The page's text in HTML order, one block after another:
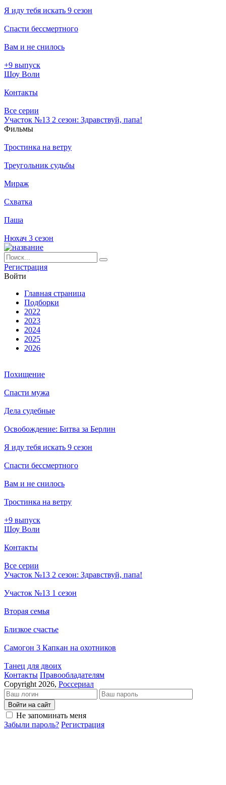
Я иду тебя искать 9 сезон
Спасти бессмертного
Вам и не снилось
+9 выпуск
Шоу Воли
Контакты
Все серии
Участок №13 2 сезон: Здравствуй, папа!
Филь­мы
Тростинка на ветру
Треугольник судьбы
Мираж
Схватка
Паша
Нюхач 3 сезон
Ре­ги­ст­ра­ция
Вой­ти
Глав­ная стра­ни­ца
Подборки
2022
2023
2024
2025
2026
Похищение
Спасти мужа
Дела судебные
Освобождение: Битва за Берлин
Я иду тебя искать 9 сезон
Спасти бессмертного
Вам и не снилось
Тростинка на ветру
+9 выпуск
Шоу Воли
Контакты
Все серии
Участок №13 2 сезон: Здравствуй, папа!
Участок №13 1 сезон
Вторая семья
Близкое счастье
Самогон 3 Капкан на охотников
Танец для двоих
Кон­так­ты Пра­во­об­ла­да­те­лям
Copyright 2026, Россериал
Войти на сайт
Не запоминать меня
Забыли пароль? Регистрация